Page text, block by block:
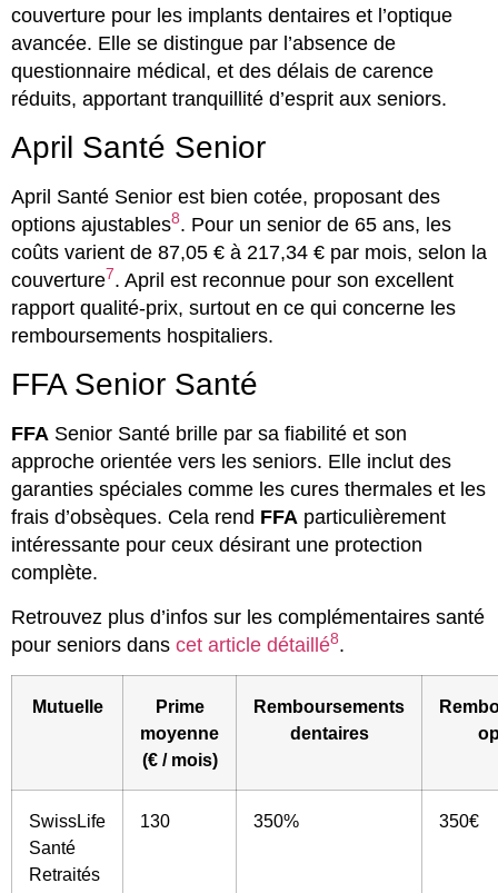
couverture pour les implants dentaires et l’optique
avancée. Elle se distingue par l’absence de
questionnaire médical, et des délais de carence
réduits, apportant tranquillité d’esprit aux seniors.
April Santé Senior
April Santé Senior est bien cotée, proposant des
options ajustables8. Pour un senior de 65 ans, les
coûts varient de 87,05 € à 217,34 € par mois, selon la
couverture7. April est reconnue pour son excellent
rapport qualité-prix, surtout en ce qui concerne les
remboursements hospitaliers.
FFA Senior Santé
FFA Senior Santé brille par sa fiabilité et son
approche orientée vers les seniors. Elle inclut des
garanties spéciales comme les cures thermales et les
frais d’obsèques. Cela rend FFA particulièrement
intéressante pour ceux désirant une protection
complète.
Retrouvez plus d’infos sur les complémentaires santé
pour seniors dans cet article détaillé8.
Mutuelle
Prime
moyenne
(€ / mois)
Remboursements
dentaires
SwissLife
Santé
Retraités
130 350% 350€